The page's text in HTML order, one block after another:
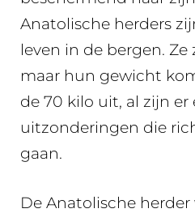
Anatolische herders
leven in de bergen.
maar hun gewicht
de 70 kilo uit, al zijn er
uitzonderingen die
gaan.
De Anatolische